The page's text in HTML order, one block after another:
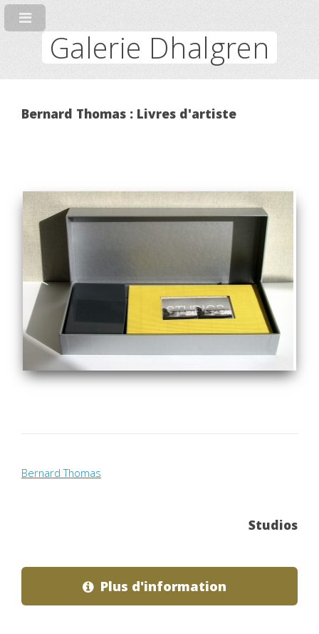
Galerie Dhalgren
Bernard Thomas : Livres d'artiste
Bernard Thomas
Studios
Plus d'information